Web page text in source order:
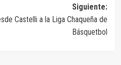
Siguiente:
Castelli a la Liga Chaqueña de
Básquetbol